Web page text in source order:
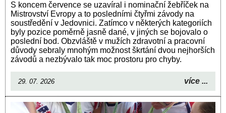
S koncem července se uzavíral i nominační žebříček na
Mistrovství Evropy a to posledními čtyřmi závody na
soustředění v Jedovnici. Zatímco v některých kategoriích
byly pozice poměrně jasně dané, v jiných se bojovalo o
poslední bod. Obzvláště v mužích zdravotní a pracovní
důvody sebraly mnohým možnost škrtání dvou nejhorších
závodů a nezbývalo tak moc prostoru pro chyby.
29. 07. 2026 více ...